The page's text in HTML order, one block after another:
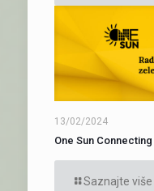
13/02/2024
One Sun
Saznajte više